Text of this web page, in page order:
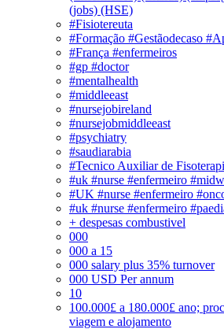
(jobs) (HSE)
#Fisiotereuta
#Formação #Gestãodecaso
#França #enfermeiros
#gp #doctor
#mentalhealth
#middleeast
#nursejobireland
#nursejobmiddleeast
#psychiatry
#saudiarabia
#Tecnico Auxiliar de
#uk #nurse #enfermeiro
#UK #nurse #enfermeiro
#uk #nurse #enfermeiro
+ despesas combustivel
000
000 a 15
000 salary plus 35% turnover
000 USD Per annum
10
100.000£ a 180.000£ ano;
viagem e alojamento